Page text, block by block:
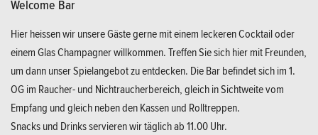
Welcome Bar
Hier heissen wir unsere Gäste gerne mit einem leckeren Cocktail oder
einem Glas Champagner willkommen. Treffen Sie sich hier mit Freunden,
um dann unser Spielangebot zu entdecken. Die Bar befindet sich im 1.
OG im Raucher- und Nichtraucherbereich, gleich in Sichtweite vom
Empfang und gleich neben den Kassen und Rolltreppen.
Snacks und Drinks servieren wir täglich ab 11.00 Uhr.